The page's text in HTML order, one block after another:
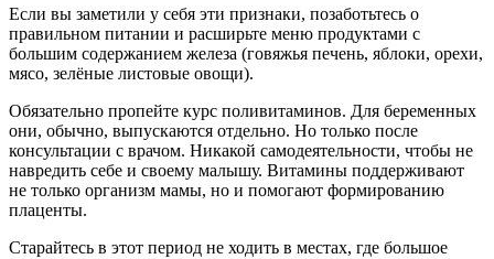
Если вы заметили у себя эти признаки, позаботьтесь о
правильном питании и расширьте меню продуктами с
большим содержанием железа (говяжья печень, яблоки, орехи,
мясо, зелёные листовые овощи).
Обязательно пропейте курс поливитаминов. Для беременных
они, обычно, выпускаются отдельно. Но только после
консультации с врачом. Никакой самодеятельности, чтобы не
навредить себе и своему малышу. Витамины поддерживают
не только организм мамы, но и помогают формированию
плаценты.
Старайтесь в этот период не ходить в местах, где большое